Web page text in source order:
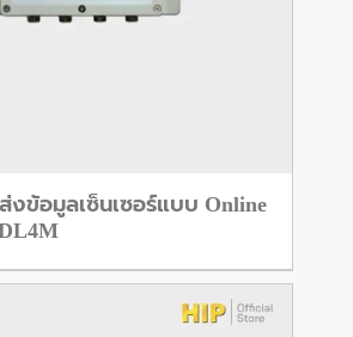
งข้อมูลเซ็นเซอร์แบบ Online